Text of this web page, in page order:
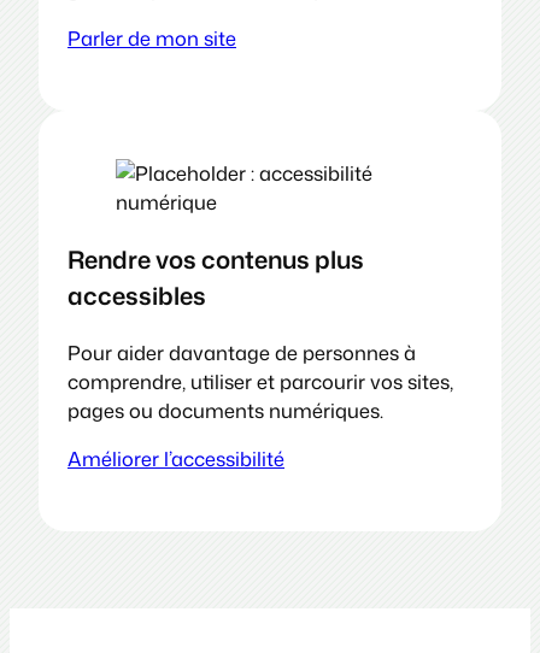
Parler de mon site
Rendre vos contenus plus
accessibles
Pour aider davantage de personnes à
comprendre, utiliser et parcourir vos sites,
pages ou documents numériques.
Améliorer l’accessibilité